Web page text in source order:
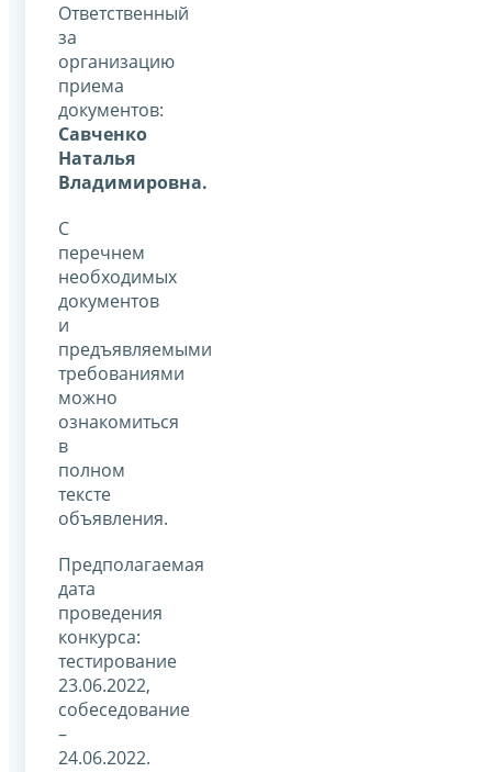
Ответственный
за
организацию
приема
документов:
Савченко
Наталья
Владимировна.
С
перечнем
необходимых
документов
и
предъявляемыми
требованиями
можно
ознакомиться
в
полном
тексте
объявления.
Предполагаемая
дата
проведения
конкурса:
тестирование
23.06.2022,
собеседование
–
24.06.2022.